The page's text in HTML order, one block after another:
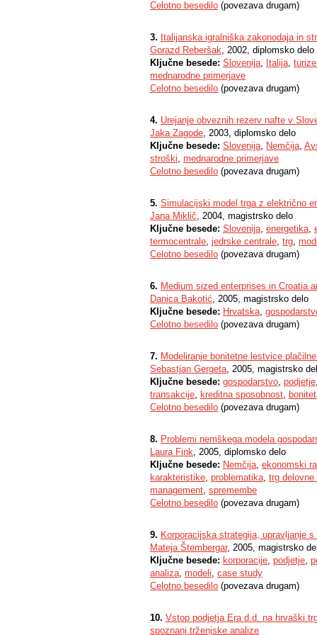
Celotno besedilo (povezava drugam)
3. Italijanska igralniška zakonodaja in
Gorazd Reberšak, 2002, diplomsko delo
Ključne besede: Slovenija, Italija,
mednarodne primerjave
Celotno besedilo (povezava drugam)
4. Urejanje obveznih rezerv nafte v
Jaka Zagode, 2003, diplomsko delo
Ključne besede: Slovenija, Nemčija,
stroški, mednarodne primerjave
Celotno besedilo (povezava drugam)
5. Simulacijski model trga z električno
Jana Miklič, 2004, magistrsko delo
Ključne besede: Slovenija, energetika,
termocentrale, jedrske centrale, trg,
Celotno besedilo (povezava drugam)
6. Medium sized enterprises in Croatia
Danica Bakotić, 2005, magistrsko delo
Ključne besede: Hrvatska,
Celotno besedilo (povezava drugam)
7. Modeliranje bonitetne lestvice
Sebastjan Gergeta, 2005, magistrsko
Ključne besede: gospodarstvo, podjetje
transakcije, kreditna sposobnost,
Celotno besedilo (povezava drugam)
8. Problemi nemškega modela
Laura Fink, 2005, diplomsko delo
Ključne besede: Nemčija, ekonomski
karakteristike, problematika, trg delovne
management, spremembe
Celotno besedilo (povezava drugam)
9. Korporacijska strategija, upravljanje
Mateja Štembergar, 2005, magistrsko
Ključne besede: korporacije, podjetje,
analiza, modeli, case study
Celotno besedilo (povezava drugam)
10. Vstop podjetja Era d.d. na hrvaški
spoznanj trženjske analize